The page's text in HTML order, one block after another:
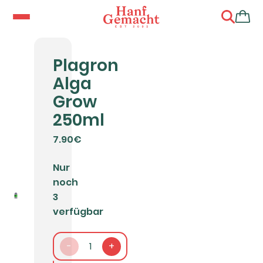
Plagron
Alga
Grow
250ml
7.90€
Nur
noch
3
verfügbar
- 1 +